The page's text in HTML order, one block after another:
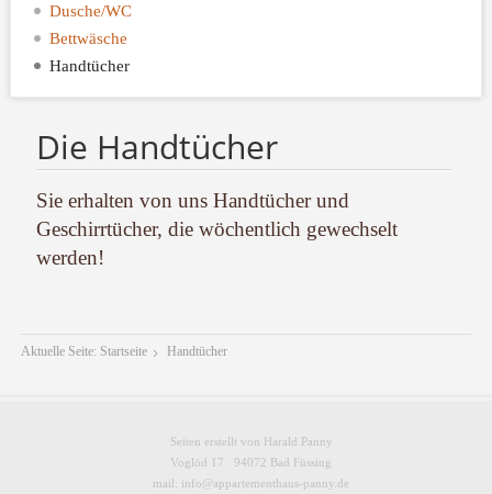
Dusche/WC
Bettwäsche
Handtücher
Die Handtücher
Sie erhalten von uns Handtücher und
Geschirrtücher, die wöchentlich gewechselt
werden!
Aktuelle Seite: Startseite Handtücher
Seiten erstellt von Harald Panny
Voglöd 1794072 Bad Füssing
mail: info@appartementhaus-panny.de